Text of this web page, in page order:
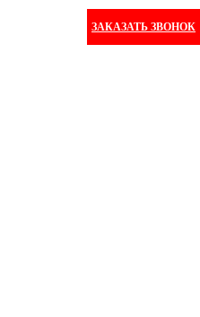
ЗАКАЗАТЬ ЗВОНОК